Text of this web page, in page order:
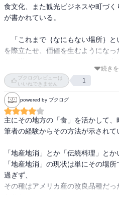
食文化、また観光ビジネスや町づ
が書かれている。
「これまで｛なにもない場所｝と
を際立たせ、価値を生むようにな
注目し、また共感した。高齢者が
若者が出て行ってしまうという現
多くの地域で起こっていることだろ
る人々は大抵自分たちの暮らす町に
き甲斐がないと感じているのだそう
からこそ開発できる要素が多く眠
は、とても大切なことだと感じた
出すわけではなく、あくまで「田舎
だ。もともとあった自分の町の「あ
続き
ブクログレビューは
いいねできません
1
powered by ブクログ
主にその地方の「食」を活かして、
筆者の経験からその方法が示されて
「地産地消」とか「伝統料理」とか
「地産地消」の現状は単にその場
過ぎず、
その種はアメリカ産の改良品種だ